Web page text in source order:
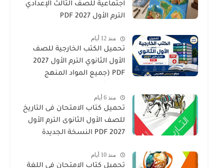
اجتماعية للصف الثالث الإعدادي
الترم الأول 2027 PDF
منذ 12 أيام
تحميل الكتب الخارجية للصف
الأول الثانوي الترم الأول 2027
PDF (جميع المواد المنهج
منذ 6 أيام
تحميل كتاب الامتحان فى التاريخ
للصف الأول الثانوى الترم الأول
2027 PDF النسخة الجديدة
منذ 10 أيام
تحميل كتاب الامتحان في اللغة